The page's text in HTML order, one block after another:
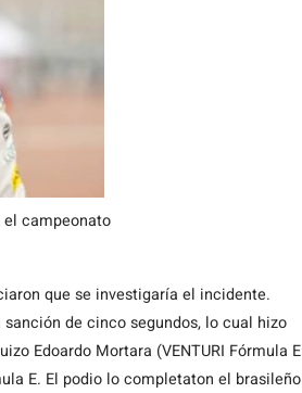
campeonato
que se investigaría el incidente.
de cinco segundos, lo cual hizo
Edoardo Mortara (VENTURI Fórmula E
E. El podio lo completaton el brasileño